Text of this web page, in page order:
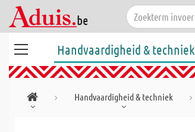
Handvaardigheid & techniek
Handvaardigheid & techniek